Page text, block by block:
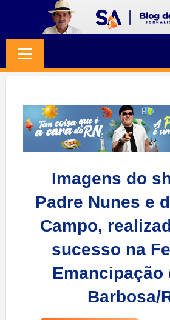
content
Jornalismo
Credibilidade
Imagens do
Padre Nunes e
Campo,
sucesso na
Emancipação
Barbosa/